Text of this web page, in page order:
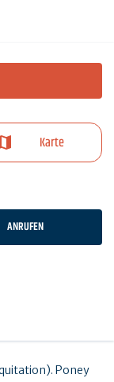
Karte
ANRUFEN
Poney